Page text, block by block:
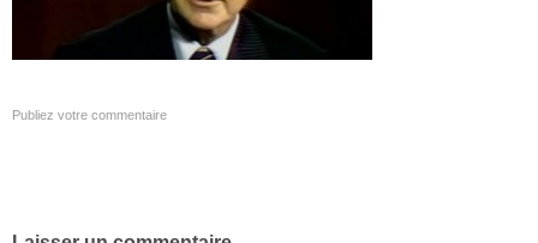
Publiez votre commentaire